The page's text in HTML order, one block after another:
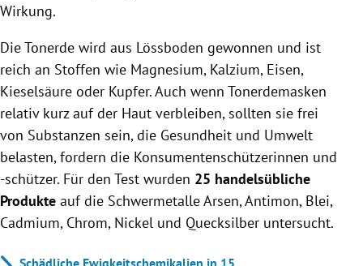
Wirkung.
Die Tonerde wird aus Lössboden gewonnen und ist
reich an Stoffen wie Magnesium, Kalzium, Eisen,
Kieselsäure oder Kupfer. Auch wenn Tonerdemasken
relativ kurz auf der Haut verbleiben, sollten sie frei
von Substanzen sein, die Gesundheit und Umwelt
belasten, fordern die Konsumentenschützerinnen und
-schützer. Für den Test wurden 25 handelsübliche
Produkte auf die Schwermetalle Arsen, Antimon, Blei,
Cadmium, Chrom, Nickel und Quecksilber untersucht.
Schädliche Ewigkeitschemikalien in 15